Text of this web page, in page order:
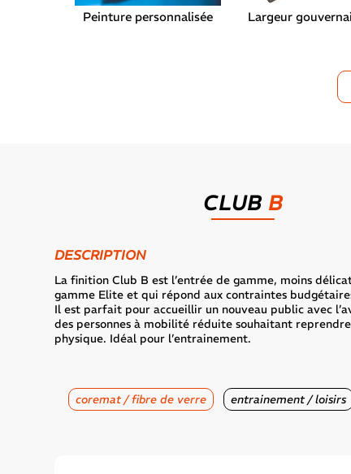
Peinture personnalisée Largeur
CLUB B
DESCRIPTION
La finition Club B est l’entrée de gamme, moins
gamme Elite et qui répond aux contraintes
Il est parfait pour accueillir un nouveau public avec
des personnes à mobilité réduite souhaitant
physique. Idéal pour l’entrainement.
coremat / fibre de verre entrainement / loisirs